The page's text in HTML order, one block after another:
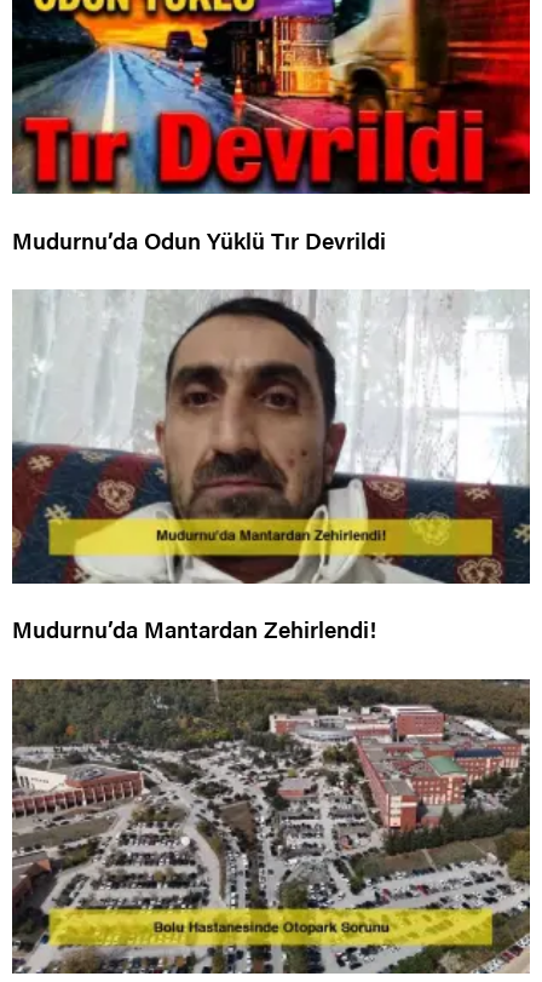
Mudurnu’da Odun Yüklü Tır Devrildi
Mudurnu’da Mantardan Zehirlendi!